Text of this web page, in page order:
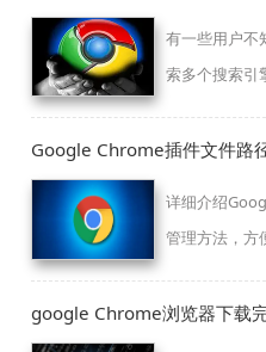
有一些用户不
索多个搜索引
Google Chrome插件文件路
详细介绍
管理方法，方
google Chrome浏览器下载